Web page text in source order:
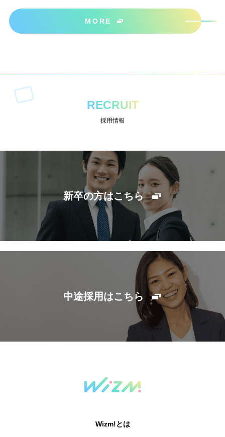
ださいね＾＾
MORE
RECRUIT
採用情報
新卒の方はこちら
中途採用はこちら
Wizm!とは